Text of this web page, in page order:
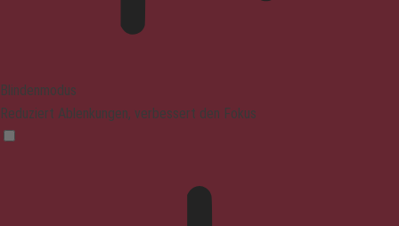
Blindenmodus
Reduziert Ablenkungen, verbessert den Fokus